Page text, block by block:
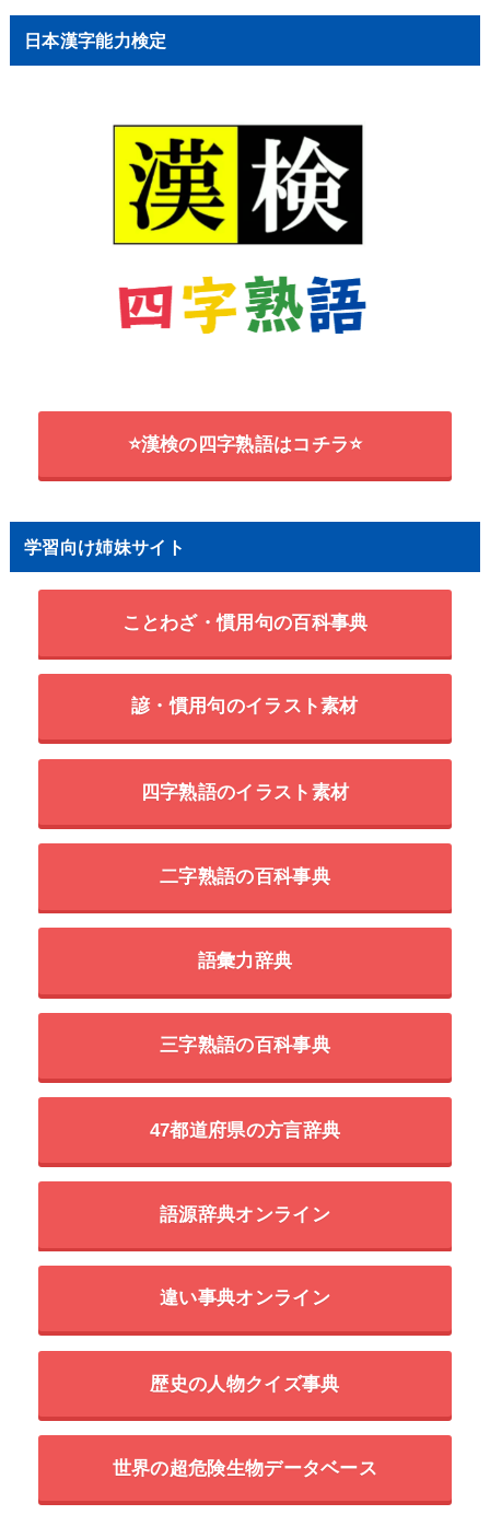
日本漢字能力検定
⭐漢検の四字熟語はコチラ⭐
学習向け姉妹サイト
ことわざ・慣用句の百科事典
諺・慣用句のイラスト素材
四字熟語のイラスト素材
二字熟語の百科事典
語彙力辞典
三字熟語の百科事典
47都道府県の方言辞典
語源辞典オンライン
違い事典オンライン
歴史の人物クイズ事典
世界の超危険生物データベース